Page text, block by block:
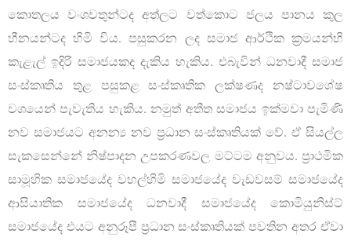
කොතලය වංශවතුන්ටද අත්ලට වත්කොට ජලය පානය කුල
හීනයන්ටද හිමි විය. පසුකරන ලද සමාජ ආර්ථික ක්‍රමයන්හි
කැළැල් ඉදිරි සමාජයකද දැකිය හැකිය. එබැවින් ධනවාදී සමාජ
සංස්කෘතිය තුළ පසුකළ සංස්කෘතික ලක්ෂණද නෂ්ටාවශේෂ
වශයෙන් පැවැතිය හැකිය. නමුත් අතීත සමාජය ඉක්මවා පැමිණි
නව සමාජයට අනන්‍ය නව ප්‍රධාන සංස්කෘතියක් වේ. ඒ සියල්ල
සැකසෙන්නේ නිෂ්පාදන උපකරණවල මට්ටම අනුවය. ප්‍රාථමික
සාමූහික සමාජයේද වහල්හිමි සමාජයේද වැඩවසම් සමාජයේද
ආසියාතික සමාජයේද ධනවාදී සමාජයේද කොමියුනිස්ට්
සමාජයේද එයට අනුරූපී ප්‍රධාන සංස්කෘතියක් පවතින අතර ඒවා